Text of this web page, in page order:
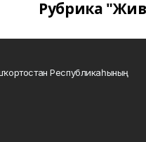
Рубрика
Республикаһының